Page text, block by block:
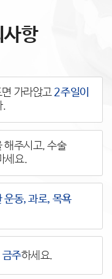
사항
가라앉고 2주일이
.
해주시고, 수술
세요.
운동, 과로, 목욕
금주하세요.